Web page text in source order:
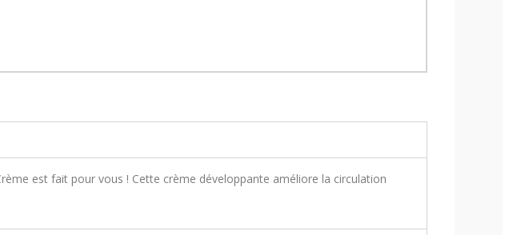
est fait pour vous ! Cette crème développante améliore la circulation